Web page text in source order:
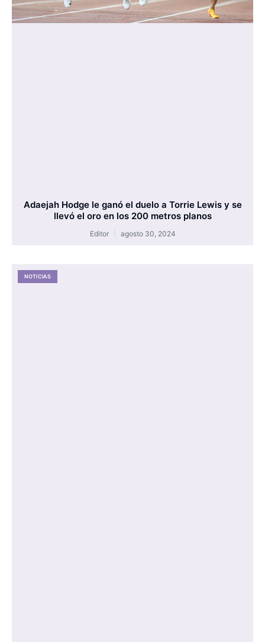
Adaejah Hodge le ganó el duelo a Torrie Lewis y se
llevó el oro en los 200 metros planos
Editor agosto 30, 2024
NOTICIAS